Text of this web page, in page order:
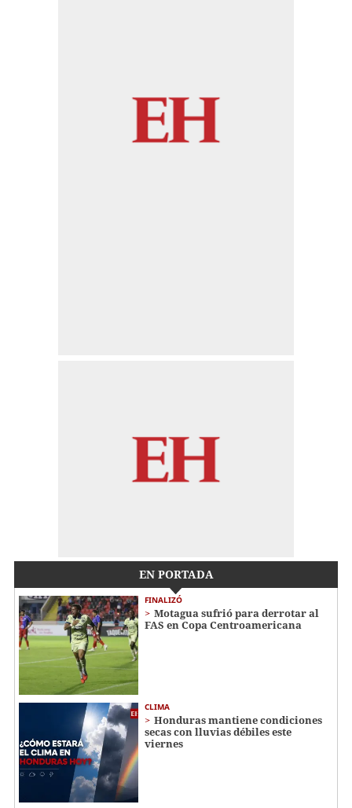
EN PORTADA
FINALIZÓ
Motagua sufrió para derrotar al
FAS en Copa Centroamericana
CLIMA
Honduras mantiene condiciones
secas con lluvias débiles este
viernes